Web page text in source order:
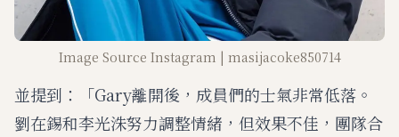
Image Source Instagram | masijacoke850714
並提到：「Gary離開後，成員們的士氣非常低落。
劉在錫和李光洙努力調整情緒，但效果不佳，團隊合